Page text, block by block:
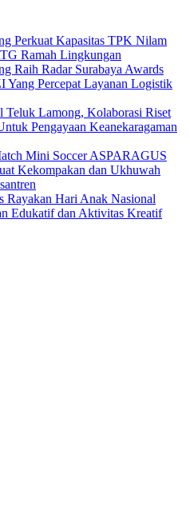
Perkuat Kapasitas TPK Nilam
Ramah Lingkungan
Raih Radar Surabaya Awards
Yang Percepat Layanan Logistik
Lamong, Kolaborasi Riset
Pengayaan Keanekaragaman
Mini Soccer ASPARAGUS
Kekompakan dan Ukhuwah
Rayakan Hari Anak Nasional
Edukatif dan Aktivitas Kreatif